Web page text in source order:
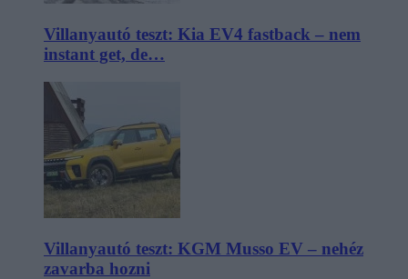
Villanyautó teszt: Kia EV4 fastback – nem
instant get, de…
Villanyautó teszt: KGM Musso EV – nehéz
zavarba hozni